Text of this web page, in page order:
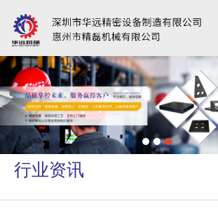
行业资讯